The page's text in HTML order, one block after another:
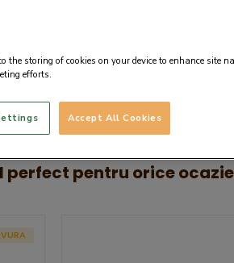
CHOCOLISSIMO
perfect pentru orice ocazie
the storing of cookies on your device to enhance site
efforts.
Accept All Cookies